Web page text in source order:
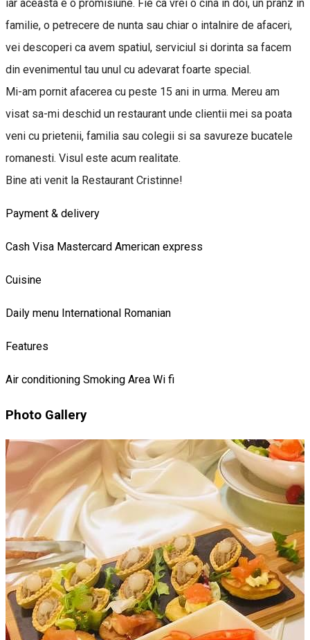
iar aceasta e o promisiune. Fie ca vrei o cina in doi, un pranz in
familie, o petrecere de nunta sau chiar o intalnire de afaceri,
vei descoperi ca avem spatiul, serviciul si dorinta sa facem
din evenimentul tau unul cu adevarat foarte special.
Mi-am pornit afacerea cu peste 15 ani in urma. Mereu am
visat sa-mi deschid un restaurant unde clientii mei sa poata
veni cu prietenii, familia sau colegii si sa savureze bucatele
romanesti. Visul este acum realitate.
Bine ati venit la Restaurant Cristinne!
Payment & delivery
Cash Visa Mastercard American express
Cuisine
Daily menu International Romanian
Features
Air conditioning Smoking Area Wi fi
Photo Gallery